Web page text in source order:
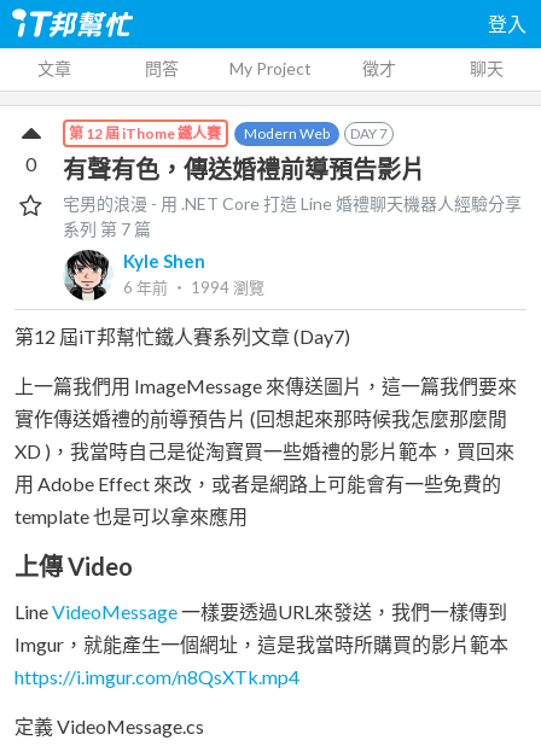
登入
文章 問答 My Project 徵才 聊天
第 12 屆 iThome 鐵人賽 Modern Web DAY7
有聲有色，傳送婚禮前導預告影片
宅男的浪漫 - 用 .NET Core 打造 Line 婚禮聊天機器人經驗分享
系列 第 7 篇
Kyle Shen
6 年前 ‧ 1994瀏覽
0
第12 屆iT邦幫忙鐵人賽系列文章 (Day7)
上一篇我們用 ImageMessage 來傳送圖片，這一篇我們要來
實作傳送婚禮的前導預告片 (回想起來那時候我怎麼那麼閒
XD )，我當時自己是從淘寶買一些婚禮的影片範本，買回來
用 Adobe Effect 來改，或者是網路上可能會有一些免費的
template 也是可以拿來應用
上傳 Video
LineVideoMessage一樣要透過URL來發送，我們一樣傳到
Imgur，就能產生一個網址，這是我當時所購買的影片範本
https://i.imgur.com/n8QsXTk.mp4
定義 VideoMessage.cs